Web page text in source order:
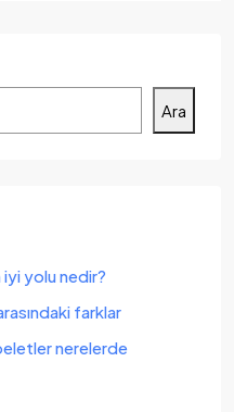
Ara
yolu nedir?
farklar
nerelerde